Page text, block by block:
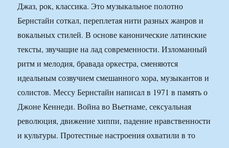
Джаз, рок, классика. Это музыкальное полотно
Бернстайн соткал, переплетая нити разных жанров и
вокальных стилей. В основе канонические латинские
тексты, звучащие на лад современности. Изломанный
ритм и мелодия, бравада оркестра, сменяются
идеальным созвучием смешанного хора, музыкантов и
солистов. Мессу Бернстайн написал в 1971 в память о
Джоне Кеннеди. Война во Вьетнаме, сексуальная
революция, движение хиппи, падение нравственности
и культуры. Протестные настроения охватили в то